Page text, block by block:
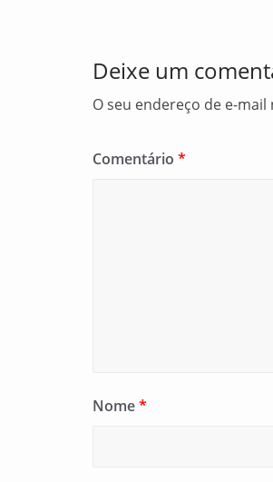
Deixe um
O seu endereço de e-
Comentário *
Nome*